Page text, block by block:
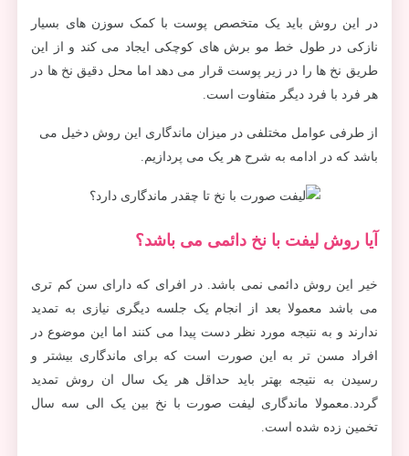
در این روش باید یک متخصص پوست با کمک سوزن های بسیار
نازکی در طول خط مو برش های کوچکی ایجاد می کند و از این
طریق نخ ها را در زیر پوست قرار می دهد اما محل دقیق نخ ها در
هر فرد با فرد دیگر متفاوت است.
از طرفی عوامل مختلفی در میزان ماندگاری این روش دخیل می
باشد که در ادامه به شرح هر یک می پردازیم.
آیا روش لیفت با نخ دائمی می باشد؟
خیر این روش دائمی نمی باشد. در افرای که دارای سن کم تری
می باشد معمولا بعد از انجام یک جلسه دیگری نیازی به تمدید
ندارند و به نتیجه مورد نظر دست پیدا می کنند اما این موضوع در
افراد مسن تر به این صورت است که برای ماندگاری بیشتر و
رسیدن به نتیجه بهتر باید حداقل هر یک سال ان روش تمدید
گردد.معمولا ماندگاری لیفت صورت با نخ بین یک الی سه سال
تخمین زده شده است.